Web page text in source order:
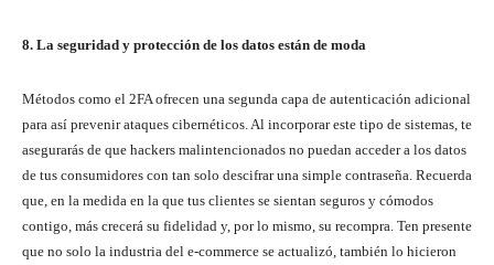
8. La seguridad y protección de los datos están de moda
Métodos como el 2FA ofrecen una segunda capa de autenticación adicional
para así prevenir ataques cibernéticos. Al incorporar este tipo de sistemas, te
asegurarás de que hackers malintencionados no puedan acceder a los datos
de tus consumidores con tan solo descifrar una simple contraseña. Recuerda
que, en la medida en la que tus clientes se sientan seguros y cómodos
contigo, más crecerá su fidelidad y, por lo mismo, su recompra. Ten presente
que no solo la industria del e-commerce se actualizó, también lo hicieron